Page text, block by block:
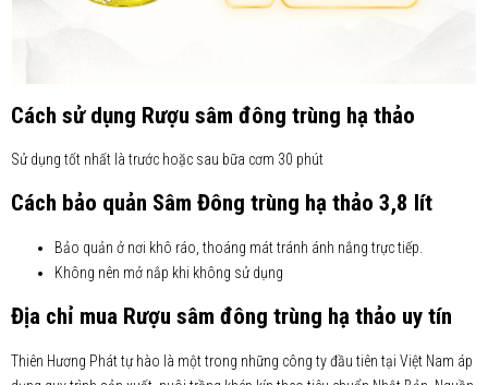
Cách sử dụng Rượu sâm đông trùng hạ thảo
Sử dụng tốt nhất là trước hoặc sau bữa cơm 30 phút
Cách bảo quản Sâm Đông trùng hạ thảo 3,8 lít
Bảo quản ở nơi khô ráo, thoáng mát tránh ánh nắng trực tiếp.
Không nên mở nắp khi không sử dụng
Địa chỉ mua Rượu sâm đông trùng hạ thảo uy tín
Thiên Hương Phát tự hào là một trong những công ty đầu tiên tại Việt Nam áp